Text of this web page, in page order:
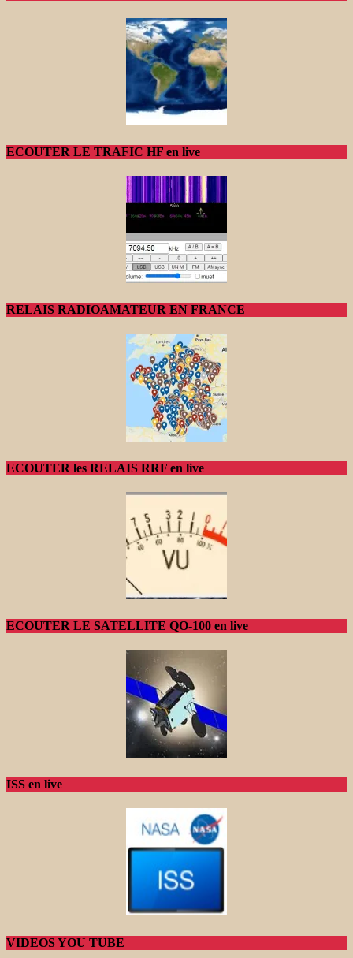
ECOUTER LE TRAFIC HF en live
RELAIS RADIOAMATEUR EN FRANCE
ECOUTER les RELAIS RRF en live
ECOUTER LE SATELLITE QO-100 en live
ISS en live
VIDEOS YOU TUBE